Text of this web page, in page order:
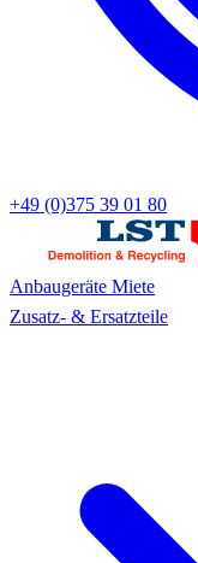
+49 (0)375 39 01 80
Anbaugeräte Miete
Zusatz- & Ersatzteile